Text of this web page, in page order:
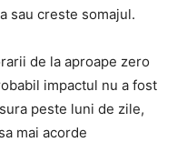
sau creste somajul.
de la aproape zero
impactul nu a fost
peste luni de zile,
mai acorde